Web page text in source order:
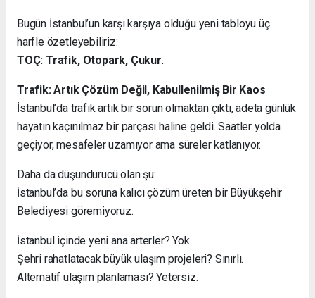
Bugün İstanbul’un karşı karşıya olduğu yeni tabloyu üç
harfle özetleyebiliriz:
TOÇ: Trafik, Otopark, Çukur.
Trafik: Artık Çözüm Değil, Kabullenilmiş Bir Kaos
İstanbul’da trafik artık bir sorun olmaktan çıktı, adeta günlük
hayatın kaçınılmaz bir parçası haline geldi. Saatler yolda
geçiyor, mesafeler uzamıyor ama süreler katlanıyor.
Daha da düşündürücü olan şu:
İstanbul’da bu soruna kalıcı çözüm üreten bir Büyükşehir
Belediyesi göremiyoruz.
İstanbul içinde yeni ana arterler? Yok.
Şehri rahatlatacak büyük ulaşım projeleri? Sınırlı.
Alternatif ulaşım planlaması? Yetersiz.